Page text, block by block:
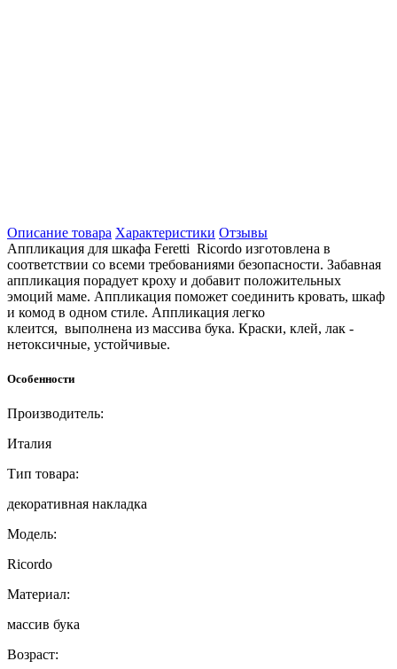
Описание товара Характеристики Отзывы
Аппликация для шкафа Feretti Ricordo изготовлена в
соответствии со всеми требованиями безопасности. Забавная
аппликация порадует кроху и добавит положительных
эмоций маме. Аппликация поможет соединить кровать, шкаф
и комод в одном стиле. Аппликация легко
клеится, выполнена из массива бука. Краски, клей, лак -
нетоксичные, устойчивые.
Особенности
Производитель:
Италия
Тип товара:
декоративная накладка
Модель:
Ricordo
Материал:
массив бука
Возраст: